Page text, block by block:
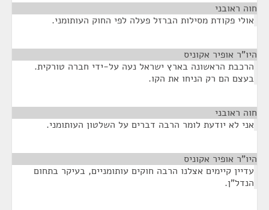
חוה ראובני
אולי פקודת מסילות הברזל פעלה לפי החוק העותומני.
היו"ר אופיר אקוניס
הרכבת הראשונה בארץ ישראל נעה על-ידי חברה טורקית.
בעצם הם רק הניחו את הקו.
חוה ראובני
אני לא יודעת לומר הרבה דברים על השלטון העותומני.
היו"ר אופיר אקוניס
עדיין קיימים אצלנו הרבה חוקים עותומניים, בעיקר בתחום
הנדל"ן.